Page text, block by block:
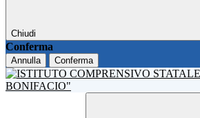
Chiudi
Conferma
Annulla Conferma